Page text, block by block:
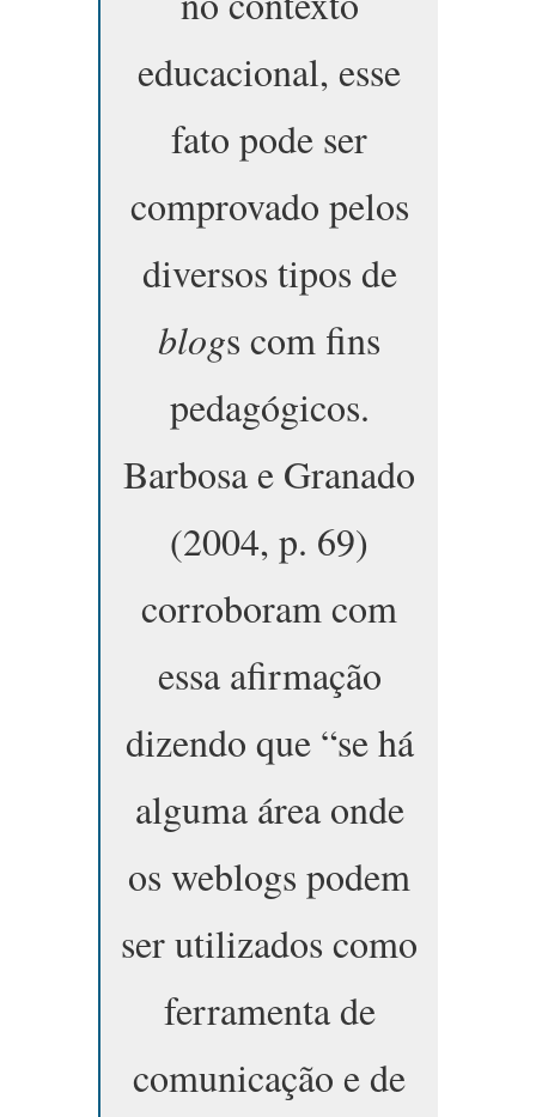
educacional, esse
fato pode ser
comprovado pelos
diversos tipos de
blogs com fins
pedagógicos.
Barbosa e Granado
(2004, p. 69)
corroboram com
essa afirmação
dizendo que “se há
alguma área onde
os weblogs podem
ser utilizados como
ferramenta de
comunicação e de